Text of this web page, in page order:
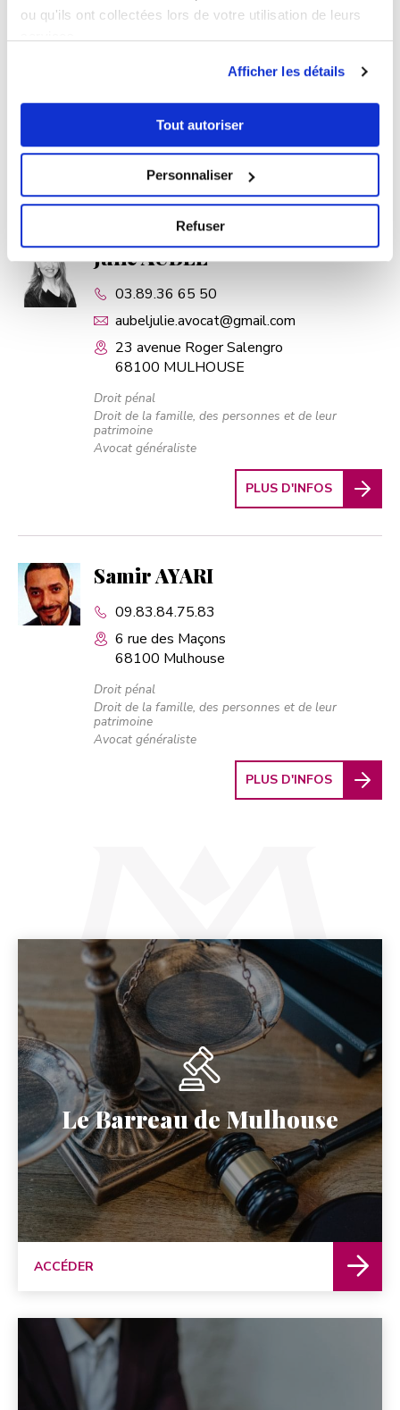
ou qu'ils ont collectées lors de votre utilisation de leurs
Afficher les détails
Tout autoriser
Personnaliser
Refuser
21 rue du Printemps
68100 Mulhouse
Droit du crédit et de la consommation
Avocat généraliste
PLUS D'INFOS
Julie AUBEL
03.89.36 65 50
aubeljulie.avocat@gmail.com
23 avenue Roger Salengro
68100 MULHOUSE
Droit pénal
Droit de la famille, des personnes et de leur
patrimoine
Avocat généraliste
PLUS D'INFOS
Samir AYARI
09.83.84.75.83
6 rue des Maçons
68100 Mulhouse
Droit pénal
Droit de la famille, des personnes et de leur
patrimoine
Avocat généraliste
PLUS D'INFOS
Le Barreau de Mulhouse
ACCÉDER